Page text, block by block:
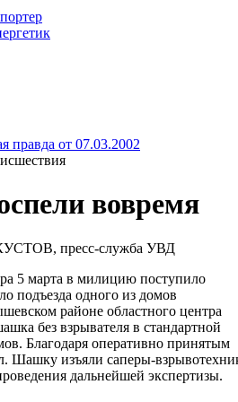
правда от 07.03.2002
вовремя
пресс-служба УВД
5 марта в милицию поступило
подъезда одного из домов
районе областного центра
без взрывателя в стандартной
Благодаря оперативно принятым
Шашку изъяли саперы-
дальнейшей экспертизы.